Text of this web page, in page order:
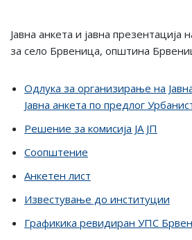
Јавна анкета и јавна презентација
за село Брвеница, општина
Одлука зa oрганизирање нa
Jaвна анкета по предлог
Решение за комисија ЈА ЈП
Соопштение
Анкетен лист
Известување до институции
Графикика ревидиран УПС